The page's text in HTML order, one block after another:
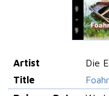
Artist
Die
Title